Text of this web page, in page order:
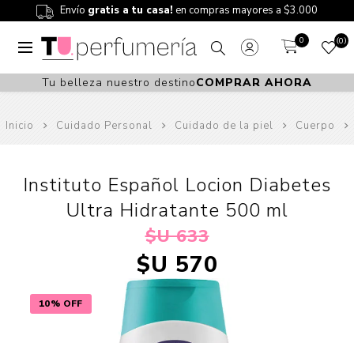
Envío gratis a tu casa! en compras mayores a $3.000
0 0
Tu belleza nuestro destinoCOMPRAR AHORA
Inicio Cuidado Personal Cuidado de la piel Cuerpo
10% OFF
Instituto Español Locion Diabetes
Ultra Hidratante 500 ml
$U 633
$U 570